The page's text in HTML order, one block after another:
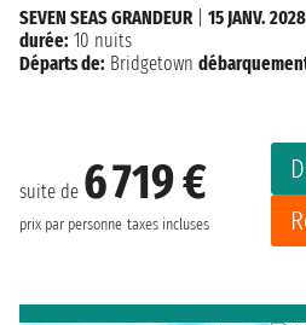
suite de 6 719 €
prix par personne taxes incluses
SEVEN SEAS GRANDEUR
15 JANV. 2028
durée: 10 nuits
Départs de: Bridgetown